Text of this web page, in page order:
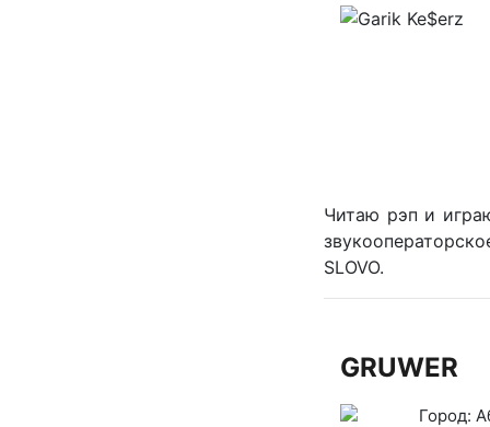
Читаю рэп и
SLOVO.
GRUWER
Город: